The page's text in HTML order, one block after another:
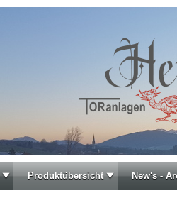
Produktübersicht New's -